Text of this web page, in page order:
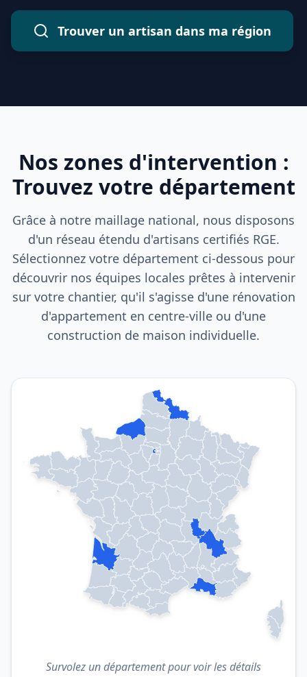
Trouver un artisan dans ma région
Nos zones d'intervention :
Trouvez votre département
Grâce à notre maillage national, nous disposons
d'un réseau étendu d'artisans certifiés RGE.
Sélectionnez votre département ci-dessous pour
découvrir nos équipes locales prêtes à intervenir
sur votre chantier, qu'il s'agisse d'une rénovation
d'appartement en centre-ville ou d'une
construction de maison individuelle.
Survolez un département pour voir les détails